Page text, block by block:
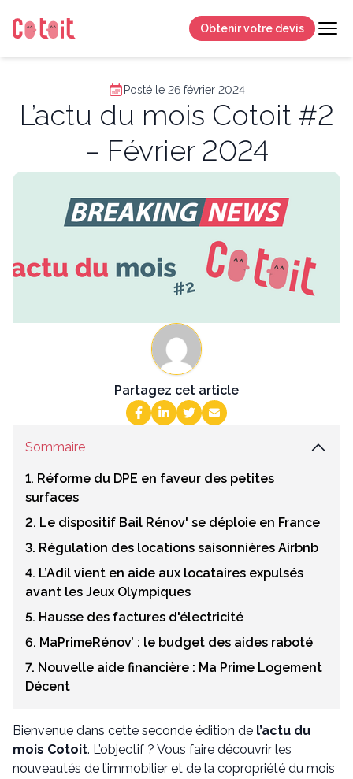
Obtenir votre devis
Posté le 26 février 2024
L’actu du mois Cotoit #2
– Février 2024
Partagez cet article
Sommaire
1. Réforme du DPE en faveur des petites
surfaces
2. Le dispositif Bail Rénov' se déploie en France
3. Régulation des locations saisonnières Airbnb
4. L’Adil vient en aide aux locataires expulsés
avant les Jeux Olympiques
5. Hausse des factures d'électricité
6. MaPrimeRénov’ : le budget des aides raboté
7. Nouvelle aide financière : Ma Prime Logement
Décent
Bienvenue dans cette seconde édition de l’actu du
mois Cotoit. L’objectif ? Vous faire découvrir les
nouveautés de l’immobilier et de la copropriété du mois